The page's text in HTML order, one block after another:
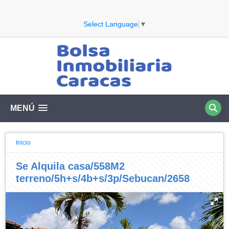
Select Language ▼
MENÚ
Inicio
Se Alquila casa/558M2
terreno/5h+s/4b+s/3p/Sebucan/2658